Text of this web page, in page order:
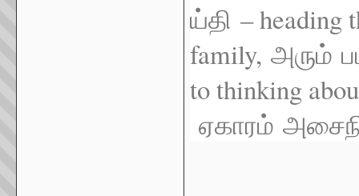
ய்தி – heading
family, அரும்
to thinking
ஏகாரம்